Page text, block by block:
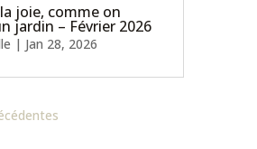
joie, comme on
jardin – Février 2026
| Jan 28, 2026